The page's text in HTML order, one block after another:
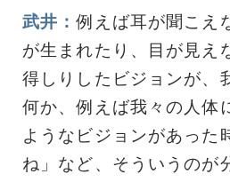
武井：例えば耳が聞こえ
が生まれたり、目が見え
得しりしたビジョンが、
何か、例えば我々の人体
ようなビジョンがあった
ね」など、そういうのが